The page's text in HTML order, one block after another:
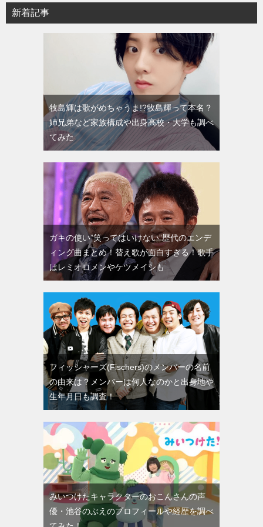
新着記事
牧島輝は歌がめちゃうま!?牧島輝って本名？
姉兄弟など家族構成や出身高校・大学も調べ
てみた
ガキの使い”笑ってはいけない”歴代のエンデ
ィング曲まとめ！替え歌が面白すぎる！歌手
はレミオロメンやケツメイシも
フィッシャーズ(Fischers)のメンバーの名前
の由来は？メンバーは何人なのかと出身地や
生年月日も調査！
みいつけたキャラクターのおこんさんの声
優・池谷のぶえのプロフィールや経歴を調べ